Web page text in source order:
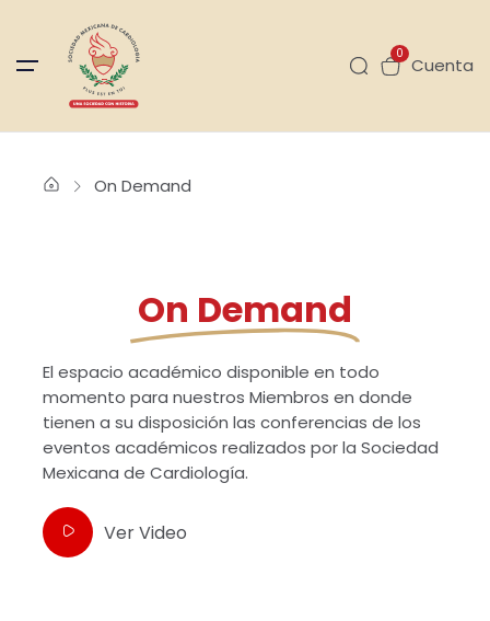
0
Cuenta
On Demand
On Demand
El espacio académico disponible en todo
momento para nuestros Miembros en donde
tienen a su disposición las conferencias de los
eventos académicos realizados por la Sociedad
Mexicana de Cardiología.
Ver Video